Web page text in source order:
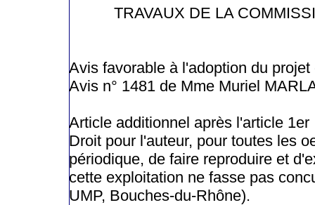
TRAVAUX DE LA
Avis favorable à l'adoption du
Avis n° 1481 de Mme Muriel
Article additionnel après l'article 1er
Droit pour l'auteur, pour toutes les
périodique, de faire reproduire et
cette exploitation ne fasse pas
UMP, Bouches-du-Rhône).